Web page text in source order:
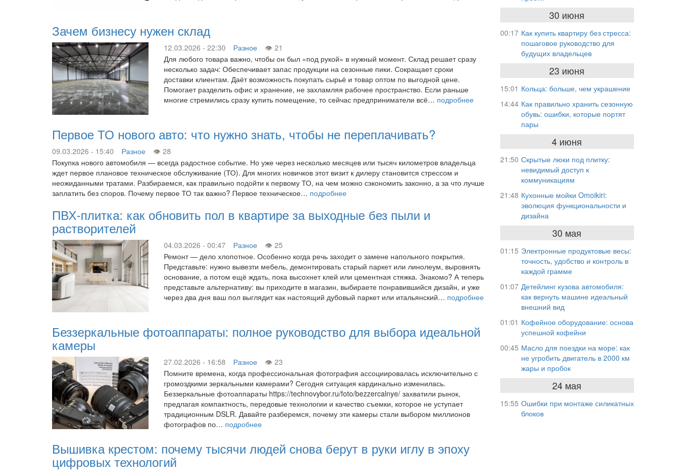
Зачем бизнесу нужен склад
12.03.2026 - 22:30 Разное
21
Для любого товара важно, чтобы он был «под рукой» в нужный момент. Склад решает сразу
несколько задач: Обеспечивает запас продукции на сезонные пики. Сокращает сроки
доставки клиентам. Даёт возможность покупать сырьё и товар оптом по выгодной цене.
Помогает разделить офис и хранение, не захламляя рабочее пространство. Если раньше
многие стремились сразу купить помещение, то сейчас предприниматели всё… подробнее
Первое ТО нового авто: что нужно знать, чтобы не переплачивать?
09.03.2026 - 15:40 Разное
28
Покупка нового автомобиля — всегда радостное событие. Но уже через несколько месяцев или тысяч километров владельца
ждет первое плановое техническое обслуживание (ТО). Для многих новичков этот визит к дилеру становится стрессом и
неожиданными тратами. Разбираемся, как правильно подойти к первому ТО, на чем можно сэкономить законно, а за что лучше
заплатить без споров. Почему первое ТО так важно? Первое техническое… подробнее
ПВХ-плитка: как обновить пол в квартире за выходные без пыли и
растворителей
04.03.2026 - 00:47 Разное
25
Ремонт — дело хлопотное. Особенно когда речь заходит о замене напольного покрытия.
Представьте: нужно вывезти мебель, демонтировать старый паркет или линолеум, выровнять
основание, а потом ещё ждать, пока высохнет клей или цементная стяжка. Знакомо? А теперь
представьте альтернативу: вы приходите в магазин, выбираете понравившийся дизайн, и уже
через два дня ваш пол выглядит как настоящий дубовый паркет или итальянский… подробнее
Беззеркальные фотоаппараты: полное руководство для выбора идеальной
камеры
27.02.2026 - 16:58 Разное
23
Помните времена, когда профессиональная фотография ассоциировалась исключительно с
громоздкими зеркальными камерами? Сегодня ситуация кардинально изменилась.
Беззеркальные фотоаппараты https://technovybor.ru/foto/bezzercalnye/ захватили рынок,
предлагая компактность, передовые технологии и качество съемки, которое не уступает
традиционным DSLR. Давайте разберемся, почему эти камеры стали выбором миллионов
фотографов по… подробнее
Вышивка крестом: почему тысячи людей снова берут в руки иглу в эпоху
цифровых технологий
30 июня
00:17 Как купить квартиру без стресса:
пошаговое руководство для
будущих владельцев
23 июня
15:01 Кольца: больше, чем украшение
14:44 Как правильно хранить сезонную
обувь: ошибки, которые портят
пары
4 июня
21:50 Скрытые люки под плитку:
невидимый доступ к
коммуникациям
21:48 Кухонные мойки Omoikiri:
эволюция функциональности и
дизайна
30 мая
01:15 Электронные продуктовые весы:
точность, удобство и контроль в
каждой грамме
01:07 Детейлинг кузова автомобиля:
как вернуть машине идеальный
внешний вид
01:01 Кофейное оборудование: основа
успешной кофейни
00:45 Масло для поездки на море: как
не угробить двигатель в 2000 км
жары и пробок
24 мая
15:55 Ошибки при монтаже силикатных
блоков